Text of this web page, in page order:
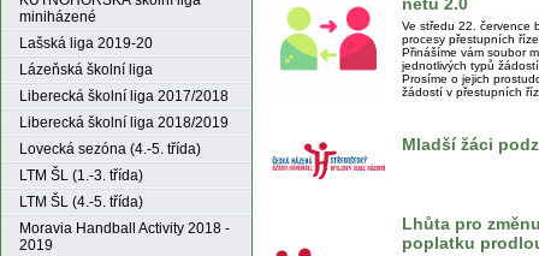
miniházené
Lašská liga 2019-20
Lázeňská školní liga
Liberecká školní liga 2017/2018
Liberecká školní liga 2018/2019
Lovecká sezóna (4.-5. třída)
LTM ŠL (1.-3. třída)
LTM ŠL (4.-5. třída)
Moravia Handball Activity 2018 -
2019
Ve středu 22. července
procesy přestupních
Přinášíme vám soubor
jednotlivých typů
Prosíme o jejich
žádostí v přestupních
Mladší žáci
Lhůta pro
poplatku